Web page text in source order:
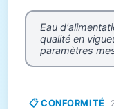
Eau
qualité en
paramètres
📋 CONFORMITÉ